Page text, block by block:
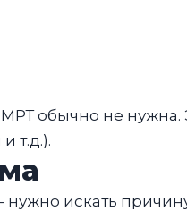
обычно не
т.д.).
искать